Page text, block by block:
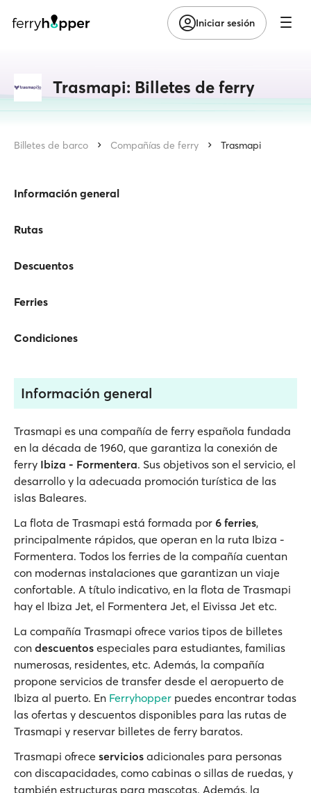
Iniciar sesión
Trasmapi: Billetes de ferry
Billetes de barco Compañías de ferry Trasmapi
Información general
Rutas
Descuentos
Ferries
Condiciones
Información general
Trasmapi es una compañía de ferry española fundada
en la década de 1960, que garantiza la conexión de
ferry Ibiza - Formentera. Sus objetivos son el servicio, el
desarrollo y la adecuada promoción turística de las
islas Baleares.
La flota de Trasmapi está formada por 6 ferries,
principalmente rápidos, que operan en la ruta Ibiza -
Formentera. Todos los ferries de la compañía cuentan
con modernas instalaciones que garantizan un viaje
confortable. A título indicativo, en la flota de Trasmapi
hay el Ibiza Jet, el Formentera Jet, el Eivissa Jet etc.
La compañía Trasmapi ofrece varios tipos de billetes
con descuentos especiales para estudiantes, familias
numerosas, residentes, etc. Además, la compañía
propone servicios de transfer desde el aeropuerto de
Ibiza al puerto. En Ferryhopper puedes encontrar todas
las ofertas y descuentos disponibles para las rutas de
Trasmapi y reservar billetes de ferry baratos.
Trasmapi ofrece servicios adicionales para personas
con discapacidades, como cabinas o sillas de ruedas, y
también estructuras para mascotas. Además, la